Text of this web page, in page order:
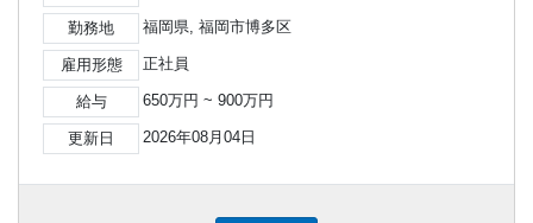
勤務地 福岡県, 福岡市博多区
雇用形態 正社員
給与 650万円 ~ 900万円
更新日 2026年08月04日